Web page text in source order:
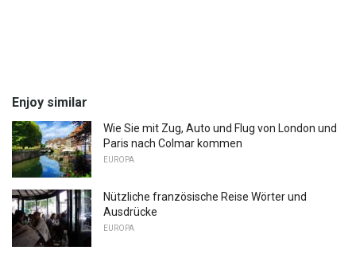
Enjoy similar
Wie Sie mit Zug, Auto und Flug von London und
Paris nach Colmar kommen
EUROPA
Nützliche französische Reise Wörter und
Ausdrücke
EUROPA